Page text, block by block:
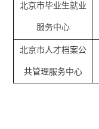
北京市毕业生就业
服务中心
北京市人才档案公
共管理服务中心